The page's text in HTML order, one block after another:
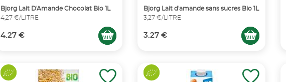
Bjorg Lait D'Amande Chocolat Bio 1L
4,27 €/LITRE
4.27 €
Bjorg Lait d'amande sans sucres Bio 1L
3,27 €/LITRE
3.27 €